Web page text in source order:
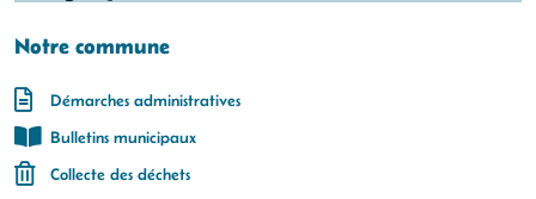
Notre commune
Démarches administratives
Bulletins municipaux
Collecte des déchets